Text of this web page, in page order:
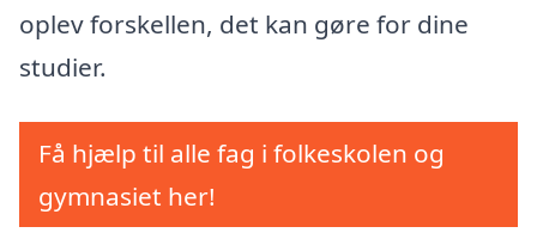
oplev forskellen, det kan gøre for dine
studier.
Få hjælp til alle fag i folkeskolen og
gymnasiet her!